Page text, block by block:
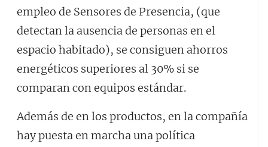
empleo de Sensores de Presencia, (que
detectan la ausencia de personas en el
espacio habitado), se consiguen ahorros
energéticos superiores al 30% si se
comparan con equipos estándar.
Además de en los productos, en la compañía
hay puesta en marcha una política